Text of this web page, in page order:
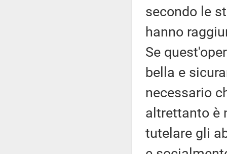
secondo le
hanno
Se
bella e
necessario
altrettanto è
tutelare gli